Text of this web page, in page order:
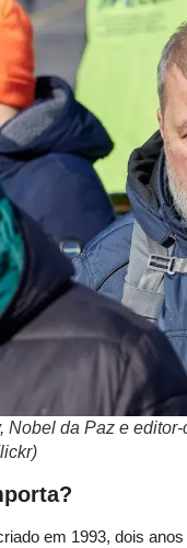
Nobel da Paz e
em 1993, dois